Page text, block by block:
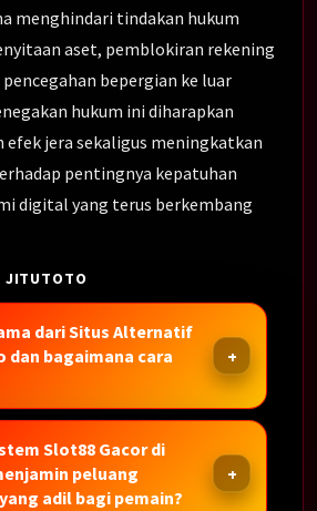
menghindari tindakan hukum
aset, pemblokiran rekening
bepergian ke luar
hukum ini diharapkan
jera sekaligus meningkatkan
pentingnya kepatuhan
digital yang terus berkembang
JITUTOTO
dari Situs Alternatif
bagaimana cara
Slot88 Gacor di
peluang
adil bagi pemain?